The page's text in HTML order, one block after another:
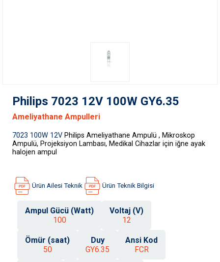
Philips 7023 12V 100W GY6.35
Ameliyathane Ampulleri
7023 100W 12V Philips Ameliyathane Ampulü , Mikroskop
Ampulü, Projeksiyon Lambası, Medikal Cihazlar için iğne ayak
halojen ampul
Ürün Ailesi Teknik Ürün Teknik Bilgisi
Ampul Gücü (Watt)
100
Voltaj (V)
12
Ömür (saat)
50
Duy
GY6.35
Ansi Kod
FCR